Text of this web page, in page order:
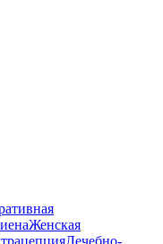
Женская
Лечебно-